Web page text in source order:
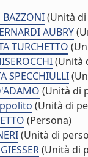
(Unità
AUBRY
TURCHETTO
(Unità
SPECCHIULLI
(Unità di
(Unità di
(Persona)
(Unità di
(Unità di